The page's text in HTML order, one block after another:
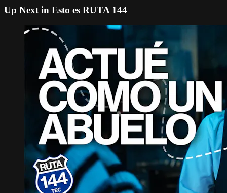
Up Next in Esto es RUTA 144